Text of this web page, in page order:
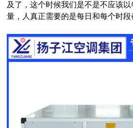
及了，这个时候我们是不是不应该
量，人真正需要的是每日和每个时段